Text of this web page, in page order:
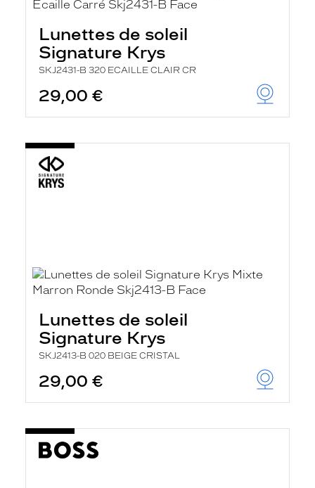
Lunettes de soleil
Signature Krys
SKJ2431-B 320 ECAILLE CLAIR CR
29,00 €
Lunettes de soleil
Signature Krys
SKJ2413-B 020 BEIGE CRISTAL
29,00 €